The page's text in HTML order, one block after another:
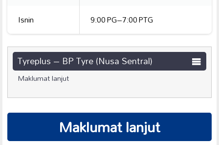
Isnin
9:00 PG–7:00 PTG
Tyreplus – BP Tyre (Nusa Sentral)
Maklumat lanjut
Maklumat lanjut